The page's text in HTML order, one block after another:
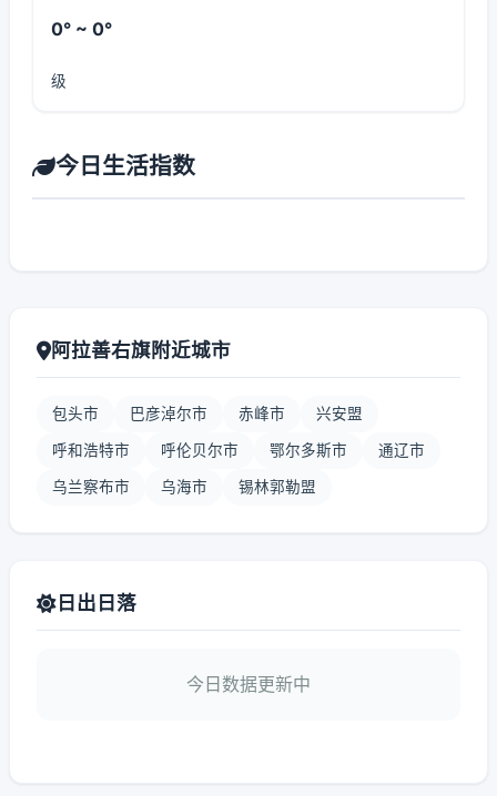
0° ~ 0°
级
今日生活指数
阿拉善右旗附近城市
包头市 巴彦淖尔市 赤峰市 兴安盟
呼和浩特市 呼伦贝尔市 鄂尔多斯市 通辽市
乌兰察布市 乌海市 锡林郭勒盟
日出日落
今日数据更新中